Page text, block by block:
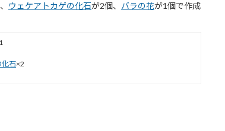
ウェケアトカゲの化石が2個、 バラの花が1個で作成
化石×2